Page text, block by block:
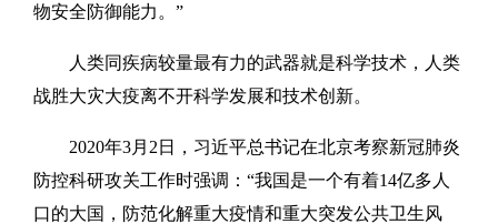
物安全防御能力。”
人类同疾病较量最有力的武器就是科学技术，人类
战胜大灾大疫离不开科学发展和技术创新。
2020年3月2日，习近平总书记在北京考察新冠肺炎
防控科研攻关工作时强调：“我国是一个有着14亿多人
口的大国，防范化解重大疫情和重大突发公共卫生风